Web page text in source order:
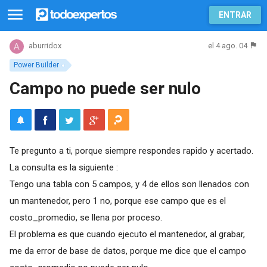
ENTRAR
Power Builder
aburridox el 4 ago. 04
Campo no puede ser nulo
Te pregunto a ti, porque siempre respondes rapido y acertado.
La consulta es la siguiente :
Tengo una tabla con 5 campos, y 4 de ellos son llenados con
un mantenedor, pero 1 no, porque ese campo que es el
costo_promedio, se llena por proceso.
El problema es que cuando ejecuto el mantenedor, al grabar,
me da error de base de datos, porque me dice que el campo